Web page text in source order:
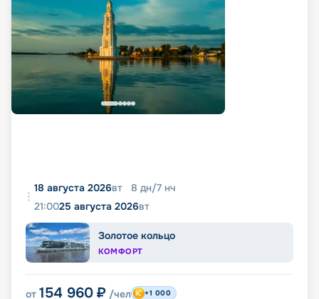
18 августа 2026вт 8 дн/7 нч
21:0025 августа 2026вт
Золотое кольцо
КОМФОРТ
от 154 960 ₽ /чел +1 000